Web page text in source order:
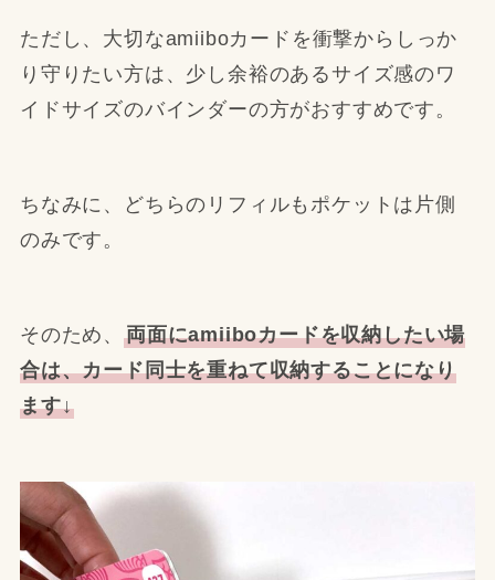
ただし、大切なamiiboカードを衝撃からしっか
り守りたい方は、少し余裕のあるサイズ感のワ
イドサイズのバインダーの方がおすすめです。
ちなみに、どちらのリフィルもポケットは片側
のみです。
そのため、 両面にamiiboカードを収納したい場
合は、カード同士を重ねて収納することになり
ます↓